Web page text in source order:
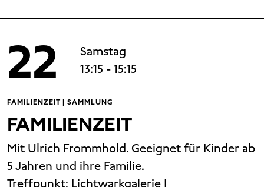
22
Samstag
13:15 - 15:15
FAMILIENZEIT | SAMMLUNG
FAMILIENZEIT
Mit Ulrich Frommhold. Geeignet für Kinder ab
5 Jahren und ihre Familie.
Treffpunkt: Lichtwarkgalerie |